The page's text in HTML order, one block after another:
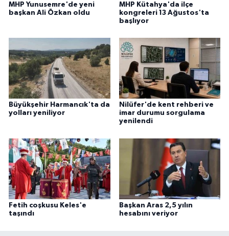
MHP Yunusemre'de yeni
başkan Ali Özkan oldu
MHP Kütahya'da ilçe
kongreleri 13 Ağustos'ta
başlıyor
Büyükşehir Harmancık'ta da
yolları yeniliyor
Nilüfer'de kent rehberi ve
imar durumu sorgulama
yenilendi
Fetih coşkusu Keles'e
taşındı
Başkan Aras 2,5 yılın
hesabını veriyor